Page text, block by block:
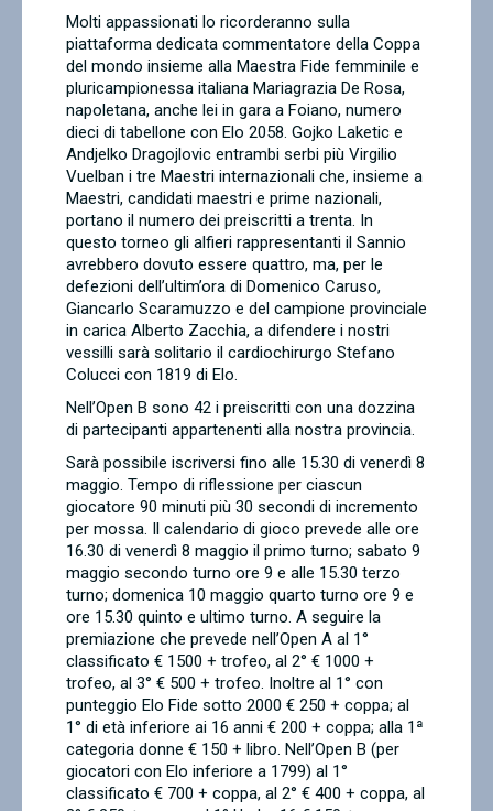
Molti appassionati lo ricorderanno sulla
piattaforma dedicata commentatore della Coppa
del mondo insieme alla Maestra Fide femminile e
pluricampionessa italiana Mariagrazia De Rosa,
napoletana, anche lei in gara a Foiano, numero
dieci di tabellone con Elo 2058. Gojko Laketic e
Andjelko Dragojlovic entrambi serbi più Virgilio
Vuelban i tre Maestri internazionali che, insieme a
Maestri, candidati maestri e prime nazionali,
portano il numero dei preiscritti a trenta. In
questo torneo gli alfieri rappresentanti il Sannio
avrebbero dovuto essere quattro, ma, per le
defezioni dell’ultim’ora di Domenico Caruso,
Giancarlo Scaramuzzo e del campione provinciale
in carica Alberto Zacchia, a difendere i nostri
vessilli sarà solitario il cardiochirurgo Stefano
Colucci con 1819 di Elo.
Nell’Open B sono 42 i preiscritti con una dozzina
di partecipanti appartenenti alla nostra provincia.
Sarà possibile iscriversi fino alle 15.30 di venerdì 8
maggio. Tempo di riflessione per ciascun
giocatore 90 minuti più 30 secondi di incremento
per mossa. Il calendario di gioco prevede alle ore
16.30 di venerdì 8 maggio il primo turno; sabato 9
maggio secondo turno ore 9 e alle 15.30 terzo
turno; domenica 10 maggio quarto turno ore 9 e
ore 15.30 quinto e ultimo turno. A seguire la
premiazione che prevede nell’Open A al 1°
classificato € 1500 + trofeo, al 2° € 1000 +
trofeo, al 3° € 500 + trofeo. Inoltre al 1° con
punteggio Elo Fide sotto 2000 € 250 + coppa; al
1° di età inferiore ai 16 anni € 200 + coppa; alla 1ª
categoria donne € 150 + libro. Nell’Open B (per
giocatori con Elo inferiore a 1799) al 1°
classificato € 700 + coppa, al 2° € 400 + coppa, al